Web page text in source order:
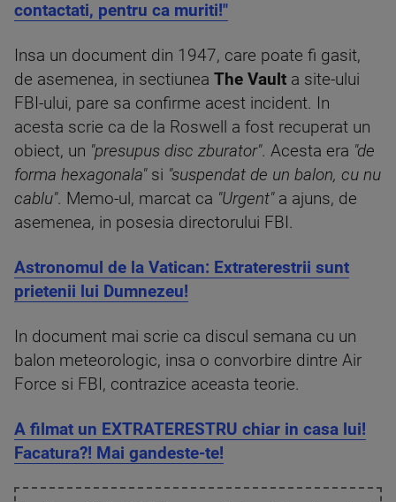
contactati, pentru ca muriti!"
Insa un document din 1947, care poate fi gasit,
de asemenea, in sectiunea The Vault a site-ului
FBI-ului, pare sa confirme acest incident. In
acesta scrie ca de la Roswell a fost recuperat un
obiect, un "presupus disc zburator". Acesta era "de
forma hexagonala"si "suspendat de un balon, cu nu
cablu". Memo-ul, marcat ca "Urgent"a ajuns, de
asemenea, in posesia directorului FBI.
Astronomul de la Vatican: Extraterestrii sunt
prietenii lui Dumnezeu!
In document mai scrie ca discul semana cu un
balon meteorologic, insa o convorbire dintre Air
Force si FBI, contrazice aceasta teorie.
A filmat un EXTRATERESTRU chiar in casa lui!
Facatura?! Mai gandeste-te!